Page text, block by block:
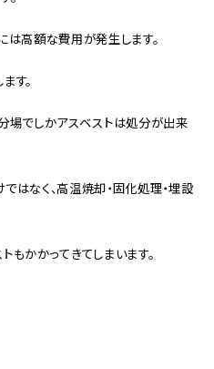
は高額な費用が発生します。
す。
場でしかアスベストは処分が出来
はなく、高温焼却・固化処理・埋設
かかってきてしまいます。